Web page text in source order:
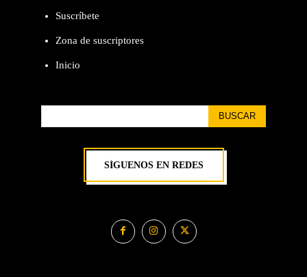
Suscríbete
Zona de suscriptores
Inicio
BUSCAR
SÍGUENOS EN REDES